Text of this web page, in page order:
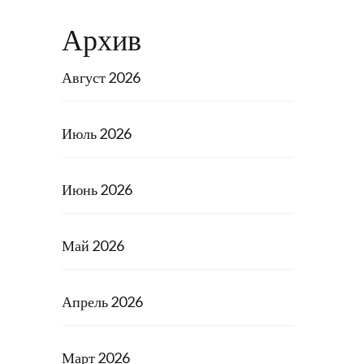
Архив
Август 2026
Июль 2026
Июнь 2026
Май 2026
Апрель 2026
Март 2026